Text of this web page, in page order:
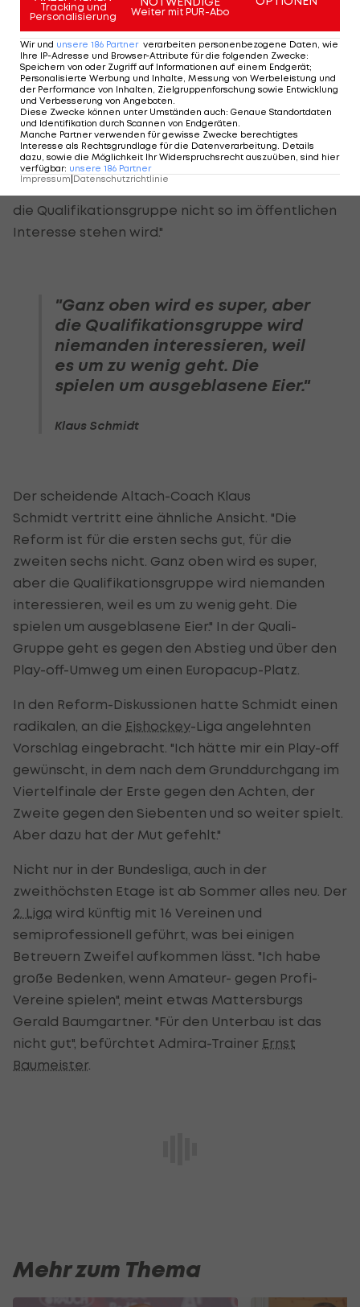
Genau diese Tatsache stößt so manchem
Trainerkollegen sauer auf. "Für kleinere Klubs wäre
es besser gewesen, das alte Format
beizubehalten. Die spielen jetzt halt nur noch
zweimal pro Saison gegen Rapid oder Salzburg",
meint St. Pöltens Dietmar Kühbauer. Der vor dem
Abschied stehende WAC-Coach
Ibertsberger
die Qualifikationsgruppe nicht so im öffentlichen
Interesse stehen wird."
"Ganz oben wird es super, aber
die Qualifikationsgruppe wird
niemanden interessieren, weil
es um zu wenig geht. Die
spielen um ausgeblasene Eier."
Klaus Schmidt
Der scheidende Altach-Coach Klaus
Schmidt vertritt eine ähnliche Ansicht. "Die
Reform ist für die ersten sechs gut, für die
zweiten sechs nicht. Ganz oben wird es super,
aber die Qualifikationsgruppe wird niemanden
interessieren, weil es um zu wenig geht. Die
spielen um ausgeblasene Eier." In der Quali-
Gruppe geht es gegen den Abstieg und über den
Play-off-Umweg um einen Europacup-Platz.
In den Reform-Diskussionen hatte Schmidt einen
radikalen, an die Eishockey-Liga angelehnten
Vorschlag eingebracht. "Ich hätte mir ein Play-off
gewünscht, in dem nach dem Grunddurchgang im
Viertelfinale der Erste gegen den Achten, der
Zweite gegen den Siebenten und so weiter spielt.
Aber dazu hat der Mut gefehlt."
Nicht nur in der Bundesliga, auch in der
zweithöchsten Etage ist ab Sommer alles neu. Der
2. Liga wird künftig mit 16 Vereinen und
semiprofessionell geführt, was bei einigen
Betreuern Zweifel aufkommen lässt. "Ich habe
große Bedenken, wenn Amateur- gegen Profi-
Vereine spielen", meint etwas Mattersburgs
Gerald Baumgartner. "Für den Unterbau ist das
nicht gut", befürchtet Admira-Trainer Ernst
Baumeister.
Mehr zum Thema
Tracking und
Personalisierung
Weiter mit PUR-Abo
Wir und unsere 186 Partner verarbeiten personenbezogene Daten, wie
Ihre IP-Adresse und Browser-Attribute für die folgenden Zwecke:
Speichern von oder Zugriff auf Informationen auf einem Endgerät;
Personalisierte Werbung und Inhalte, Messung von Werbeleistung und
der Performance von Inhalten, Zielgruppenforschung sowie Entwicklung
und Verbesserung von Angeboten.
Diese Zwecke können unter Umständen auch: Genaue Standortdaten
und Identifikation durch Scannen von Endgeräten.
Manche Partner verwenden für gewisse Zwecke berechtigtes
Interesse als Rechtsgrundlage für die Datenverarbeitung. Details
dazu, sowie die Möglichkeit Ihr Widerspruchsrecht auszuüben, sind hier
verfügbar: unsere 186 Partner
Impressum Datenschutzrichtlinie